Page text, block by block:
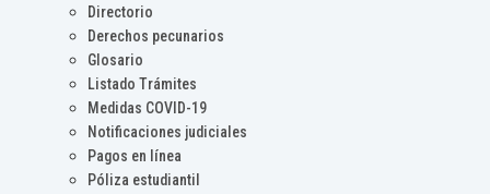
Directorio
Derechos pecunarios
Glosario
Listado Trámites
Medidas COVID-19
Notificaciones judiciales
Pagos en línea
Póliza estudiantil